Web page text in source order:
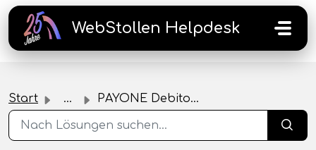
Zum hauptsächlichen Inhalt gehen
WebStollen Helpdesk
Start ... PAYONE Debitorenverwaltung